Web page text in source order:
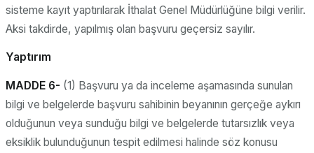
sisteme kayıt yaptırılarak İthalat Genel Müdürlüğüne bilgi verilir.
Aksi takdirde, yapılmış olan başvuru geçersiz sayılır.
Yaptırım
MADDE 6- (1) Başvuru ya da inceleme aşamasında sunulan
bilgi ve belgelerde başvuru sahibinin beyanının gerçeğe aykırı
olduğunun veya sunduğu bilgi ve belgelerde tutarsızlık veya
eksiklik bulunduğunun tespit edilmesi halinde söz konusu